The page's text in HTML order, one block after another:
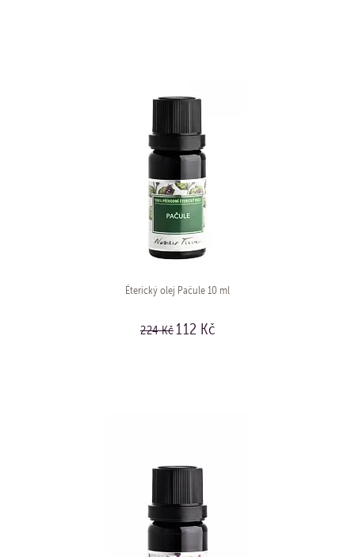
Éterický olej Pačule 10 ml
224 Kč 112 Kč